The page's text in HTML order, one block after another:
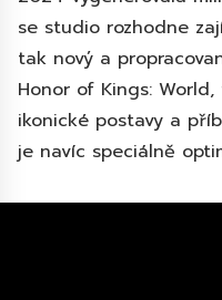
se studio rozhodne
tak nový a
Honor of Kings:
ikonické postavy a
je navíc speciálně